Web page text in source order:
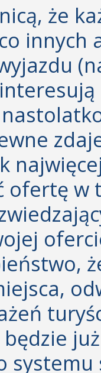
że
innych
ofertę w